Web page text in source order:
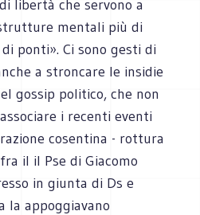
libertà che servono a
mentali più di
ponti». Ci sono gesti di
a stroncare le insidie
gossip politico, che non
i recenti eventi
cosentina - rottura
il il Pse di Giacomo
in giunta di Ds e
la appoggiavano